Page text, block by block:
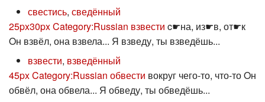
свестись, сведённый
25px30pxCategory:Russian взвести c☛на, из☛в, от☛к
Oн взвёл, она взвела... Я взведу, ты взведёшь...
взвести, взведённый
45pxCategory:Russian обвести вокруг чего-то, что-то Oн
обвёл, она обвела... Я обведу, ты обведёшь...